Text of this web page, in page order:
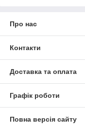
Про нас
Контакти
Доставка та оплата
Графік роботи
Повна версія сайту